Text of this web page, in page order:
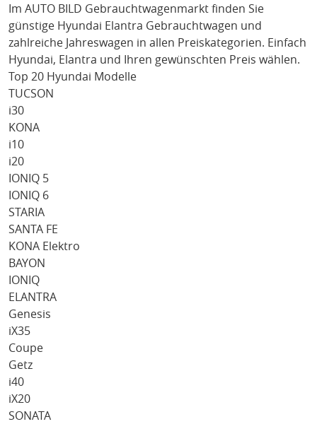
Im AUTO BILD Gebrauchtwagenmarkt finden Sie
günstige Hyundai Elantra Gebrauchtwagen und
zahlreiche Jahreswagen in allen Preiskategorien. Einfach
Hyundai, Elantra und Ihren gewünschten Preis wählen.
Top 20 Hyundai Modelle
TUCSON
i30
KONA
i10
i20
IONIQ 5
IONIQ 6
STARIA
SANTA FE
KONA Elektro
BAYON
IONIQ
ELANTRA
Genesis
iX35
Coupe
Getz
i40
iX20
SONATA